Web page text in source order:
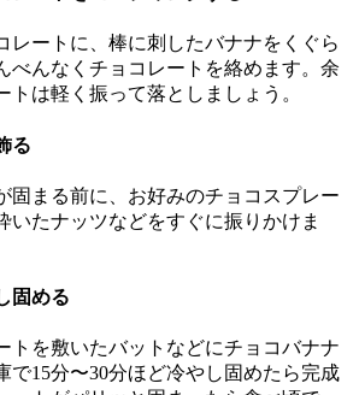
レートに、棒に刺したバナナをくぐら
べんなくチョコレートを絡めます。余
トは軽く振って落としましょう。
る
固まる前に、お好みのチョコスプレー
いたナッツなどをすぐに振りかけま
固める
トを敷いたバットなどにチョコバナナ
で15分〜30分ほど冷やし固めたら完成